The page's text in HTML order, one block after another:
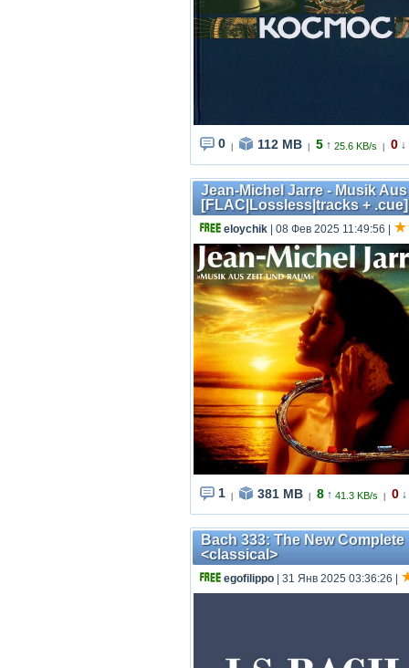
0 112 MB 5 ↑ 25.6 KB/s 0 ↓
Jean-Michel Jarre - Musik
[FLAC|Lossless|tracks +
eloychik | 08 Фев 2025 11:49:56
1 381 MB 8 ↑ 41.3 KB/s 0 ↓
Bach 333: The New
<classical>
egofilippo | 31 Янв 2025 03:36:26